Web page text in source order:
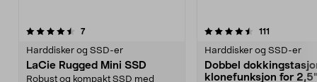
7anmeldelser
Harddisker og SSD-er
LaCie Rugged Mini SSD
Robust og kompakt SSD med
4.5 av 5 stjerner 111
Harddisker og SSD-er
Dobbel
klonefunksjon for
4.5 av 5 stjerner